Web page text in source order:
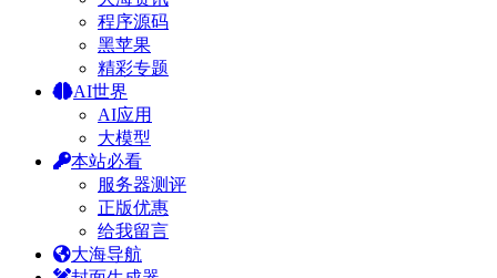
程序源码
黑苹果
精彩专题
AI世界
AI应用
大模型
本站必看
服务器测评
正版优惠
给我留言
大海导航